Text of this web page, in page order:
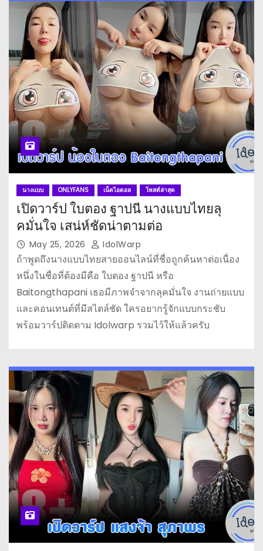
นางแบบ ONLYFANS เน็ตไอดอล โพสต์ล่าสุด
เปิดวาร์ป ใบตอง ฐาปนี นางแบบไทยลุ
คมั่นใจ เสน่ห์ชัดน่าตามต่อ
May 25, 2026 IdolWarp
ถ้าพูดถึงนางแบบไทยสายออนไลน์ที่ชื่อถูกค้นหาต่อเนื่อง
หนึ่งในชื่อที่ต้องมีคือ ใบตอง ฐาปนี หรือ
Baitongthapani เธอมีภาพจำจากลุคมั่นใจ งานถ่ายแบบ
และคอนเทนต์ที่มีสไตล์ชัด ใครอยากรู้จักแบบกระชับ
พร้อมวาร์ปติดตาม Idolwarp รวมไว้ให้แล้วครับ